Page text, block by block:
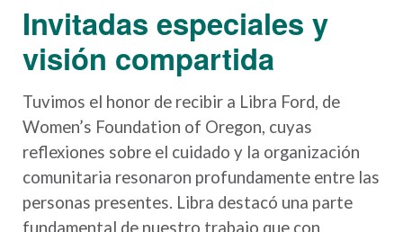
Invitadas especiales y
visión compartida
Tuvimos el honor de recibir a Libra Ford, de
Women’s Foundation of Oregon, cuyas
reflexiones sobre el cuidado y la organización
comunitaria resonaron profundamente entre las
personas presentes. Libra destacó una parte
fundamental de nuestro trabajo que con